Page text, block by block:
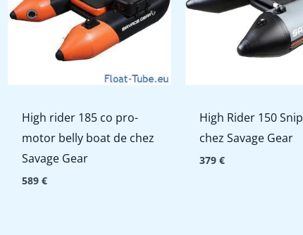
High rider 185 co pro-
motor belly boat de chez
Savage Gear
589€
High Rider 150
chez Savage Gear
379 €